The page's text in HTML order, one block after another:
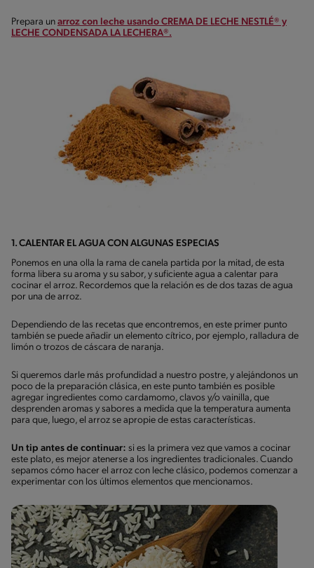
Prepara un arroz con leche usando CREMA DE LECHE NESTLÉ® y
LECHE CONDENSADA LA LECHERA®.
1. CALENTAR EL AGUA CON ALGUNAS ESPECIAS
Ponemos en una olla la rama de canela partida por la mitad, de esta
forma libera su aroma y su sabor, y suficiente agua a calentar para
cocinar el arroz. Recordemos que la relación es de dos tazas de agua
por una de arroz.
Dependiendo de las recetas que encontremos, en este primer punto
también se puede añadir un elemento cítrico, por ejemplo, ralladura de
limón o trozos de cáscara de naranja.
Si queremos darle más profundidad a nuestro postre, y alejándonos un
poco de la preparación clásica, en este punto también es posible
agregar ingredientes como cardamomo, clavos y/o vainilla, que
desprenden aromas y sabores a medida que la temperatura aumenta
para que, luego, el arroz se apropie de estas características.
Un tip antes de continuar: si es la primera vez que vamos a cocinar
este plato, es mejor atenerse a los ingredientes tradicionales. Cuando
sepamos cómo hacer el arroz con leche clásico, podemos comenzar a
experimentar con los últimos elementos que mencionamos.